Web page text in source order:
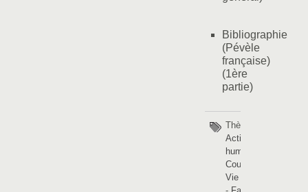
Bibliographie
(Pévèle
française)
(1ère
partie)
Thèmes :
Activités
humaines
Coutumes -
Vie sociale